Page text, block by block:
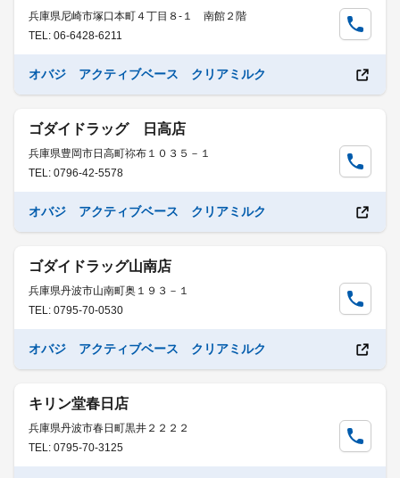
兵庫県尼崎市塚口本町４丁目８-１ 南館２階
TEL: 06-6428-6211
オバジ アクティブベース クリアミルク
ゴダイドラッグ 日高店
兵庫県豊岡市日高町祢布１０３５－１
TEL: 0796-42-5578
オバジ アクティブベース クリアミルク
ゴダイドラッグ山南店
兵庫県丹波市山南町奥１９３－１
TEL: 0795-70-0530
オバジ アクティブベース クリアミルク
キリン堂春日店
兵庫県丹波市春日町黒井２２２２
TEL: 0795-70-3125